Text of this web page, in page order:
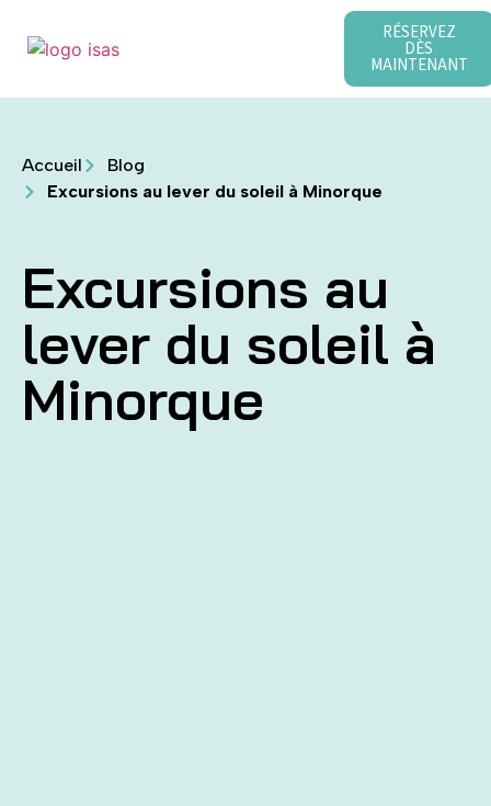
RÉSERVEZ
DÈS
MAINTENANT
Accueil
Blog
Excursions au lever du soleil à Minorque
Excursions au
lever du soleil à
Minorque